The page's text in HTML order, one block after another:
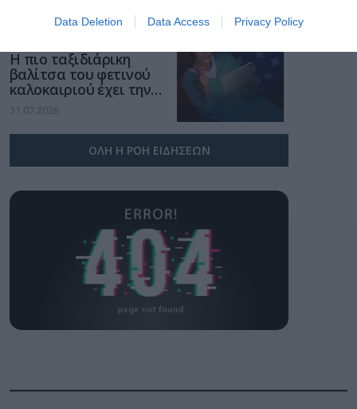
Data Deletion Data Access Privacy Policy
επιχειρήσεων στον
χώρο της άμυνας
31.07.2026
Η πιο ταξιδιάρικη
βαλίτσα του φετινού
καλοκαιριού έχει την
υπογραφή της Xiaomi
31.07.2026
ΟΛΗ Η ΡΟΗ ΕΙΔΗΣΕΩΝ